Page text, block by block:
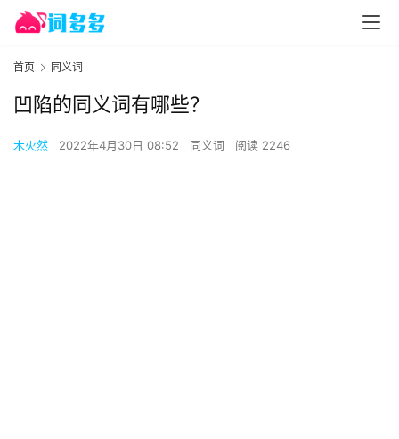
首页 同义词
凹陷的同义词有哪些？
木火然 2022年4月30日 08:52 同义词 阅读 2246